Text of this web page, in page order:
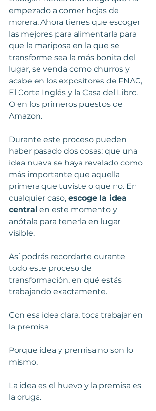
empezado a comer hojas de
morera. Ahora tienes que escoger
las mejores para alimentarla para
que la mariposa en la que se
transforme sea la más bonita del
lugar, se venda como churros y
acabe en los expositores de FNAC,
El Corte Inglés y la Casa del Libro.
O en los primeros puestos de
Amazon.
Durante este proceso pueden
haber pasado dos cosas: que una
idea nueva se haya revelado como
más importante que aquella
primera que tuviste o que no. En
cualquier caso, escoge la idea
central en este momento y
anótala para tenerla en lugar
visible.
Así podrás recordarte durante
todo este proceso de
transformación, en qué estás
trabajando exactamente.
Con esa idea clara, toca trabajar en
la premisa.
Porque idea y premisa no son lo
mismo.
La idea es el huevo y la premisa es
la oruga.